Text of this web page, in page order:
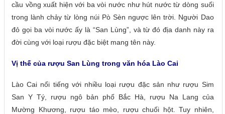
cầu vồng xuất hiện với ba vòi nước như hút nước từ dòng suối
trong lành chảy từ lòng núi Pò Sèn ngược lên trời. Người Dao
đỏ gọi ba vòi nước ấy là “San Lùng”, và từ đó địa danh này ra
đời cùng với loại rượu đặc biệt mang tên này.
Vị thế của rượu San Lùng trong văn hóa Lào Cai
Lào Cai nổi tiếng với nhiều loại rượu đặc sản như rượu Sim
San Y Tý, rượu ngô bản phố Bắc Hà, rượu Na Lang của
Mường Khương, rượu táo mèo, rượu chuối hột. Tuy nhiên,